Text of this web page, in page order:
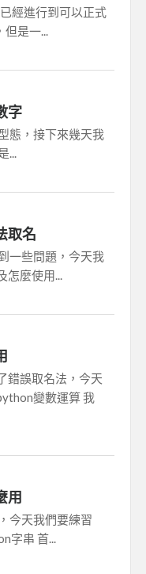
經進行到可以正式
是一...
字
態，接下來幾天我
取名
一些問題，今天我
麼使用...
錯誤取名法，今天
變數運算 我
用
今天我們要練習
串 首...